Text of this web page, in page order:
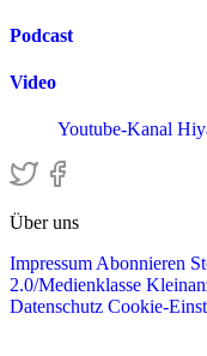
Podcast
Video
Youtube-Kanal
Über uns
Impressum Abonnieren
2.0/Medienklasse
Datenschutz Cookie-